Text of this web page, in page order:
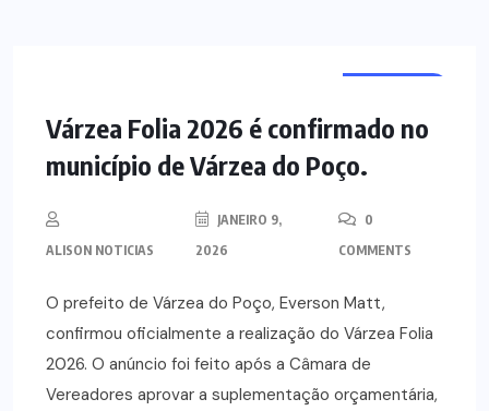
Várzea Folia 2026 é confirmado no
município de Várzea do Poço.
ALISON NOTICIAS
JANEIRO 9,
2026
0
COMMENTS
O prefeito de Várzea do Poço, Everson Matt,
confirmou oficialmente a realização do Várzea Folia
2026. O anúncio foi feito após a Câmara de
Vereadores aprovar a suplementação orçamentária,